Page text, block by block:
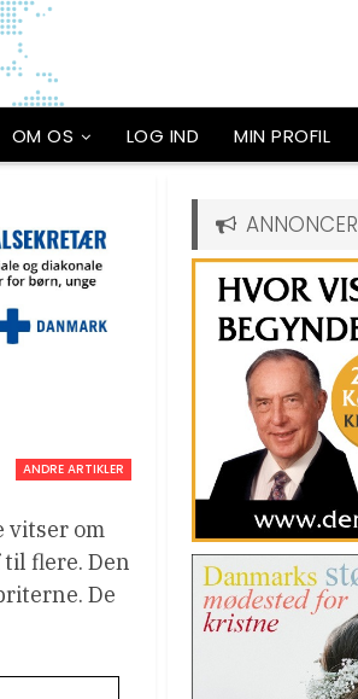
OM OS LOG IND MIN PROFIL
ANDRE ARTIKLER
vitser om
til flere. Den
De
ANNONCER